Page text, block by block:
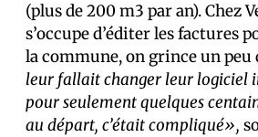
(plus de 200 m3 par an). Chez
s’occupe d’éditer les factures
la commune, on grince un peu
leur fallait changer leur logiciel
pour seulement quelques
au départ, c’était compliqué»,